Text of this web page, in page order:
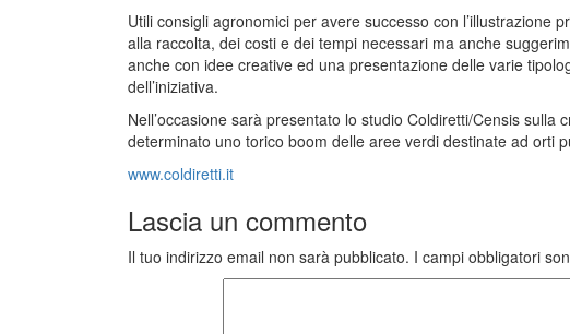
Utili consigli agronomici per avere successo con l’illustrazione
alla raccolta, dei costi e dei tempi necessari ma anche
anche con idee creative ed una presentazione delle varie
dell’iniziativa.
Nell’occasione sarà presentato lo studio Coldiretti/Censis sulla
determinato uno torico boom delle aree verdi destinate ad orti
www.coldiretti.it
Lascia un commento
Il tuo indirizzo email non sarà pubblicato. I campi obbligatori